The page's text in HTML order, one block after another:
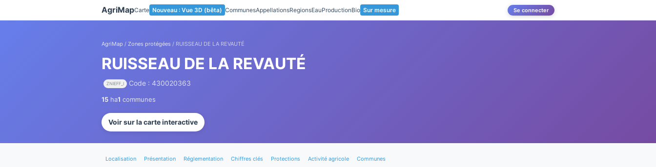
AgriMapCarte Nouveau : Vue 3D (bêta) CommunesAppellationsRegionsEauProductionBio Sur mesure Se connecter
AgriMap / Zones protégées / RUISSEAU DE LA REVAUTÉ
RUISSEAU DE LA REVAUTÉ
ZNIEFF_I Code : 430020363
15 ha1 communes
Voir sur la carte interactive
Localisation Présentation Réglementation Chiffres clés Protections Activité agricole Communes
Panneau de gestion des cookies